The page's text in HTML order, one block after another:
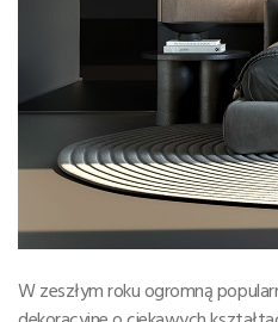
W zeszłym roku ogromną